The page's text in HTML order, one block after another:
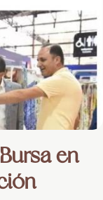
en